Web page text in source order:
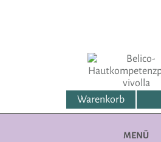
Warenkorb
MENÜ